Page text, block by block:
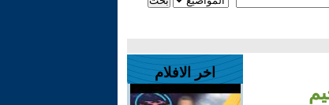
اخر الافلام